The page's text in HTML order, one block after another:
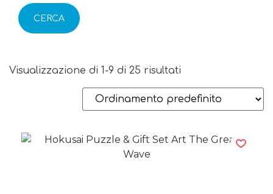
CERCA
Visualizzazione di 1-9 di 25 risultati